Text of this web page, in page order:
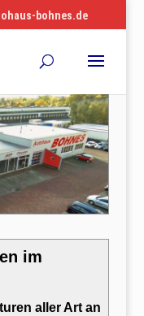
bohnes.de
im
aller Art an